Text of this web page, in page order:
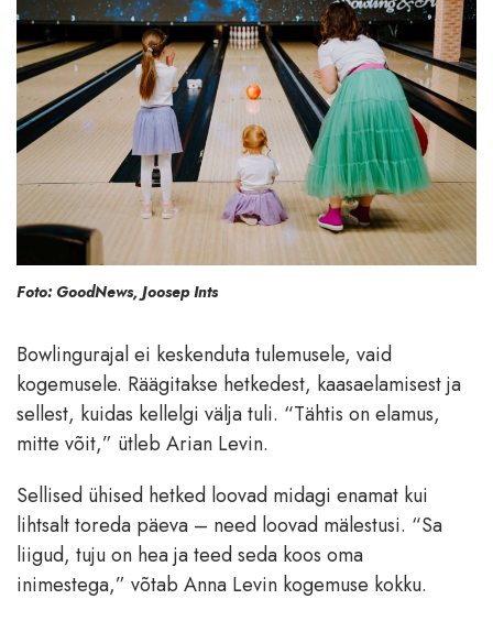
Foto: GoodNews, Joosep Ints
Bowlingurajal ei keskenduta tulemusele, vaid
kogemusele. Räägitakse hetkedest, kaasaelamisest ja
sellest, kuidas kellelgi välja tuli. “Tähtis on elamus,
mitte võit,” ütleb Arian Levin.
Sellised ühised hetked loovad midagi enamat kui
lihtsalt toreda päeva – need loovad mälestusi. “Sa
liigud, tuju on hea ja teed seda koos oma
inimestega,” võtab Anna Levin kogemuse kokku.